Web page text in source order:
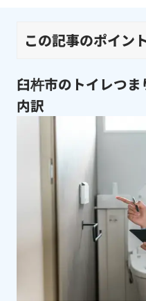
この記事のポイン
臼杵市のトイレつ
内訳